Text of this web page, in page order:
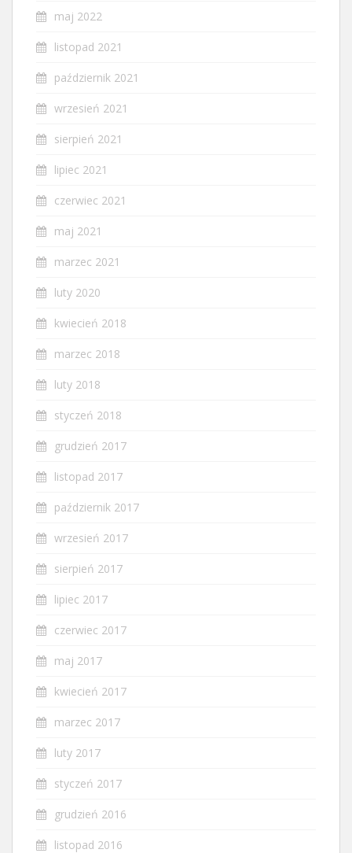
maj 2022
listopad 2021
październik 2021
wrzesień 2021
sierpień 2021
lipiec 2021
czerwiec 2021
maj 2021
marzec 2021
luty 2020
kwiecień 2018
marzec 2018
luty 2018
styczeń 2018
grudzień 2017
listopad 2017
październik 2017
wrzesień 2017
sierpień 2017
lipiec 2017
czerwiec 2017
maj 2017
kwiecień 2017
marzec 2017
luty 2017
styczeń 2017
grudzień 2016
listopad 2016